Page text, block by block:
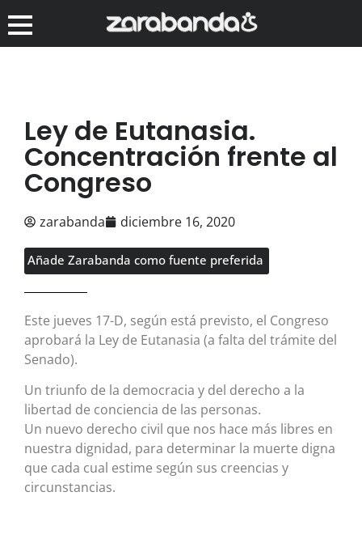
Ley de Eutanasia.
Concentración frente al
Congreso
zarabanda diciembre 16, 2020
Añade Zarabanda como fuente preferida
Este jueves 17-D, según está previsto, el Congreso
aprobará la Ley de Eutanasia (a falta del trámite del
Senado).
Un triunfo de la democracia y del derecho a la
libertad de conciencia de las personas.
Un nuevo derecho civil que nos hace más libres en
nuestra dignidad, para determinar la muerte digna
que cada cual estime según sus creencias y
circunstancias.